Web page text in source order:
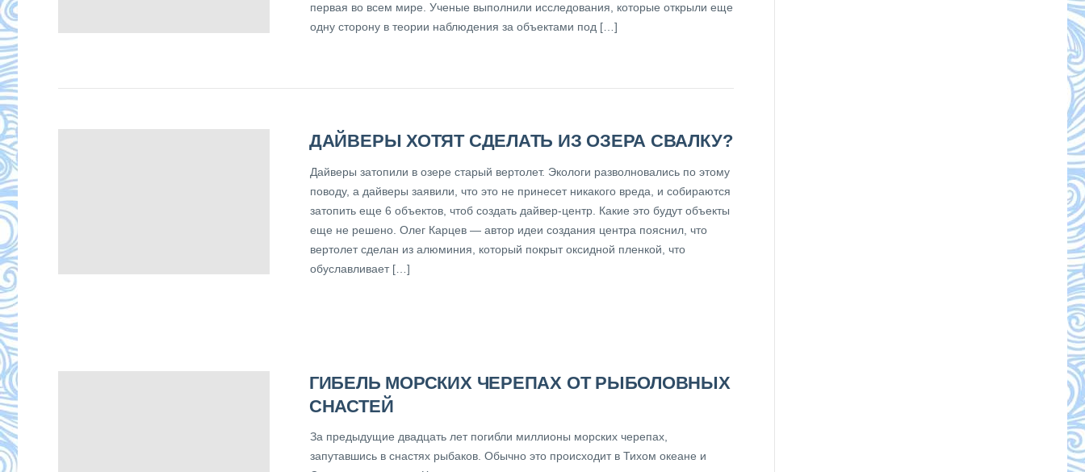
первая во всем мире. Ученые выполнили исследования, которые открыли еще
одну сторону в теории наблюдения за объектами под […]
ДАЙВЕРЫ ХОТЯТ СДЕЛАТЬ ИЗ ОЗЕРА СВАЛКУ?
Дайверы затопили в озере старый вертолет. Экологи разволновались по этому
поводу, а дайверы заявили, что это не принесет никакого вреда, и собираются
затопить еще 6 объектов, чтоб создать дайвер-центр. Какие это будут объекты
еще не решено. Олег Карцев — автор идеи создания центра пояснил, что
вертолет сделан из алюминия, который покрыт оксидной пленкой, что
обуславливает […]
ГИБЕЛЬ МОРСКИХ ЧЕРЕПАХ ОТ РЫБОЛОВНЫХ
СНАСТЕЙ
За предыдущие двадцать лет погибли миллионы морских черепах,
запутавшись в снастях рыбаков. Обычно это происходит в Тихом океане и